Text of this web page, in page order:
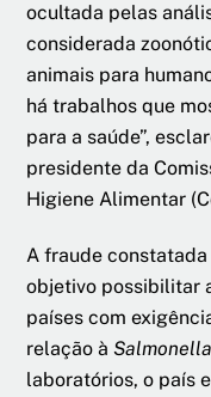
ocultada pelas
considerada
animais para
há trabalhos que
para a saúde”,
presidente da
Higiene Alimentar
A fraude
objetivo possibilitar
países com
relação à
laboratórios, o país